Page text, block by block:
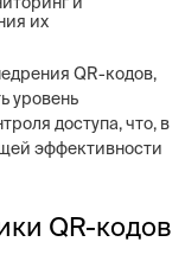
их
QR-кодов,
уровень
доступа, что, в
эффективности
QR-кодов